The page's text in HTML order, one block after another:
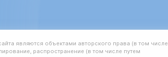
являются объектами авторского права (в том числе
распространение (в том числе путем